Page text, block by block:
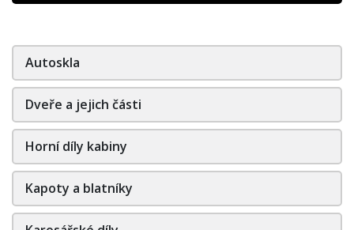
Autoskla
Dveře a jejich části
Horní díly kabiny
Kapoty a blatníky